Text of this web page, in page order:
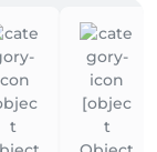
100 %
en
et brumes
efficaces et
de
des